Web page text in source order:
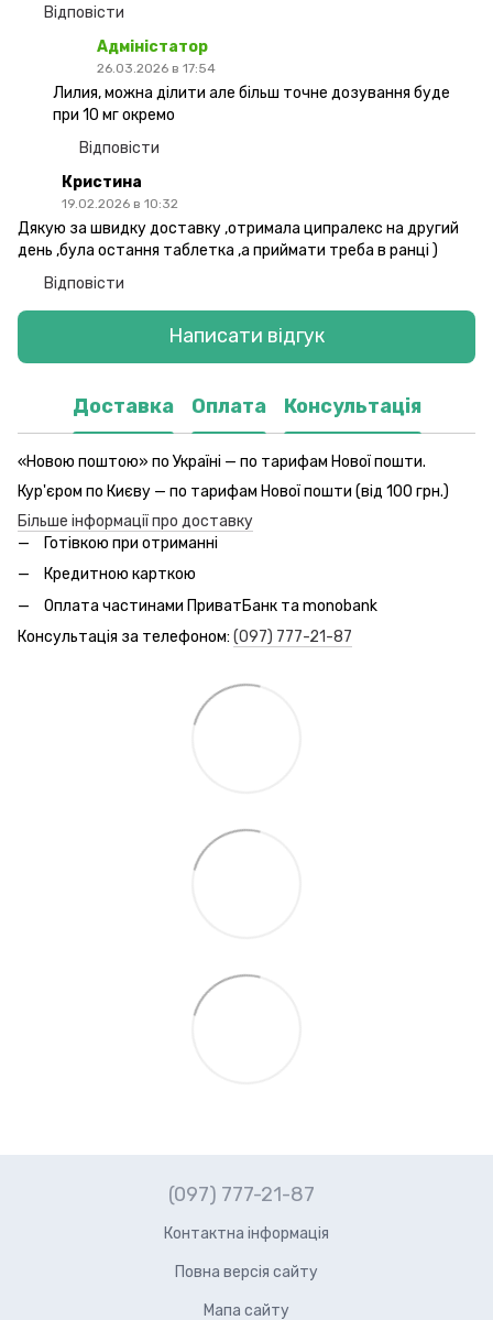
Відповісти
Адміністатор
26.03.2026 в 17:54
Лилия, можна ділити але більш точне дозування буде
при 10 мг окремо
Відповісти
Кристина
19.02.2026 в 10:32
Дякую за швидку доставку ,отримала ципралекс на другий
день ,була остання таблетка ,а приймати треба в ранці )
Відповісти
Написати відгук
Доставка Оплата Консультація
«Новою поштою» по Україні — по тарифам Нової пошти.
Кур'єром по Києву — по тарифам Нової пошти (від 100 грн.)
Більше інформації про доставку
Готівкою при отриманні
Кредитною карткою
Оплата частинами ПриватБанк та monobank
Консультація за телефоном: (097) 777-21-87
(097) 777-21-87
Контактна інформація
Повна версія сайту
Мапа сайту